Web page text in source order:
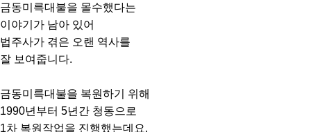
금동미륵대불을 몰수했다는
이야기가 남아 있어
법주사가 겪은 오랜 역사를
잘 보여줍니다.
금동미륵대불을 복원하기 위해
1990년부터 5년간 청동으로
1차 복원작업을 진행했는데요.